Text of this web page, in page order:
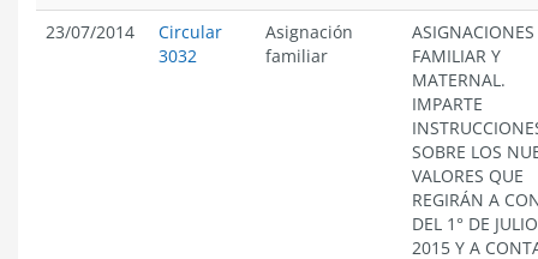
23/07/2014
Circular
3032
Asignación
familiar
ASIGNACIONES
FAMILIAR Y
MATERNAL.
IMPARTE
SOBRE LOS
VALORES QUE
REGIRÁN A
DEL 1° DE
2015 Y A